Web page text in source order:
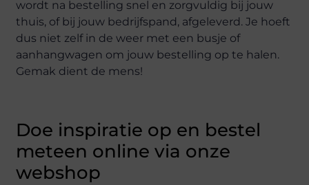
wordt na bestelling snel en zorgvuldig bij jouw
thuis, of bij jouw bedrijfspand, afgeleverd. Je hoeft
dus niet zelf in de weer met een busje of
aanhangwagen om jouw bestelling op te halen.
Gemak dient de mens!
Doe inspiratie op en bestel
meteen online via onze
webshop